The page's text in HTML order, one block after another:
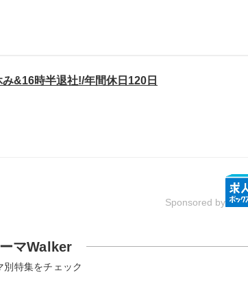
&16時半退社!/年間休日120日
Sponsored by
マWalker
別特集をチェック